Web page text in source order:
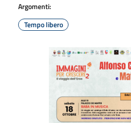
Argomenti:
Tempo libero